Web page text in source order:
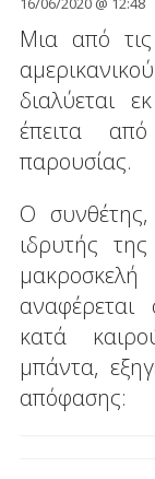
Μια από
διαλύεται
έπειτα
παρουσίας.
Ο συνθέτης,
ιδρυτής
κατά
μπάντα,
απόφασης: